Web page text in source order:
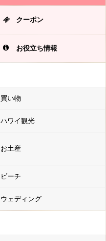
クーポン
お役立ち情報
買い物
ハワイ観光
お土産
ビーチ
ウェディング